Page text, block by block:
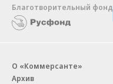
Благотворительный фонд
О «Коммерсанте»
Архив